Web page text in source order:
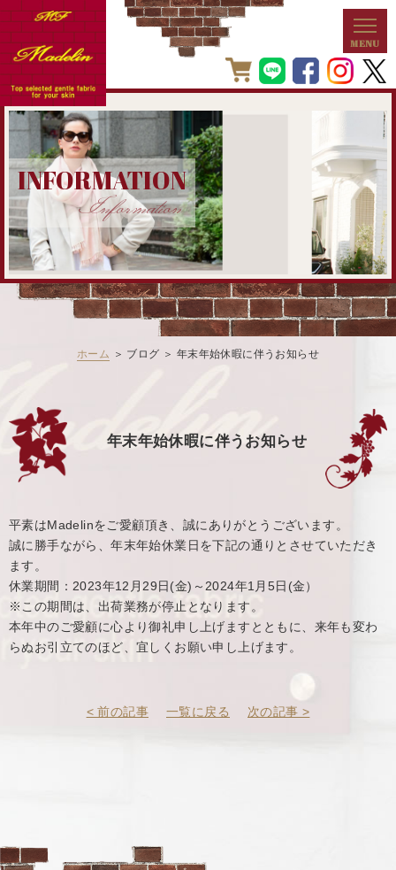
INFORMATION
Information
ホーム ＞ ブログ ＞ 年末年始休暇に伴うお知らせ
年末年始休暇に伴うお知らせ
平素はMadelinをご愛顧頂き、誠にありがとうございます。
誠に勝手ながら、年末年始休業日を下記の通りとさせていただき
ます。
休業期間：2023年12月29日(金)～2024年1月5日(金）
※この期間は、出荷業務が停止となります。
本年中のご愛顧に心より御礼申し上げますとともに、来年も変わ
らぬお引立てのほど、宜しくお願い申し上げます。
< 前の記事 一覧に戻る 次の記事 >